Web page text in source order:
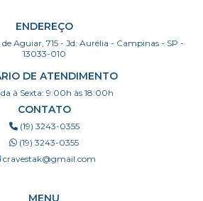
ENDEREÇO
Aguiar, 715 - Jd. Aurélia - Campinas - SP -
13033-010
DE ATENDIMENTO
à Sexta: 9:00h às 18:00h
CONTATO
(19) 3243-0355
(19) 3243-0355
cravestak@gmail.com
MENU